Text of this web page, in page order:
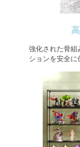
強化された骨組
ションを安全に